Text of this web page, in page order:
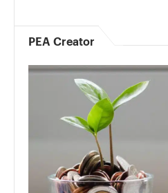
PEA Creator